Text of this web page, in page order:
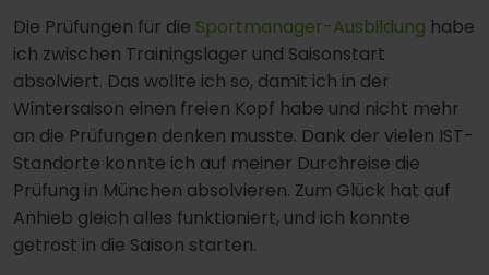
Die Prüfungen für die Sportmanager-Ausbildung habe
ich zwischen Trainingslager und Saisonstart
absolviert. Das wollte ich so, damit ich in der
Wintersaison einen freien Kopf habe und nicht mehr
an die Prüfungen denken musste. Dank der vielen IST-
Standorte konnte ich auf meiner Durchreise die
Prüfung in München absolvieren. Zum Glück hat auf
Anhieb gleich alles funktioniert, und ich konnte
getrost in die Saison starten.